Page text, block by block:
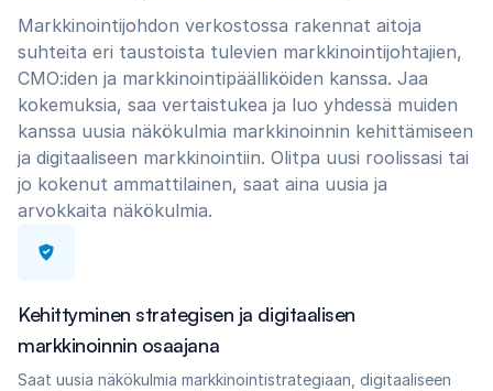
Markkinointijohdon verkostossa rakennat aitoja
suhteita eri taustoista tulevien markkinointijohtajien,
CMO:iden ja markkinointipäälliköiden kanssa. Jaa
kokemuksia, saa vertaistukea ja luo yhdessä muiden
kanssa uusia näkökulmia markkinoinnin kehittämiseen
ja digitaaliseen markkinointiin. Olitpa uusi roolissasi tai
jo kokenut ammattilainen, saat aina uusia ja
arvokkaita näkökulmia.
Kehittyminen strategisen ja digitaalisen
markkinoinnin osaajana
Saat uusia näkökulmia markkinointistrategiaan, digitaaliseen